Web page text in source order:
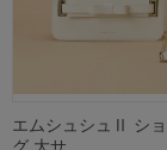
エムシュシュⅡ シ